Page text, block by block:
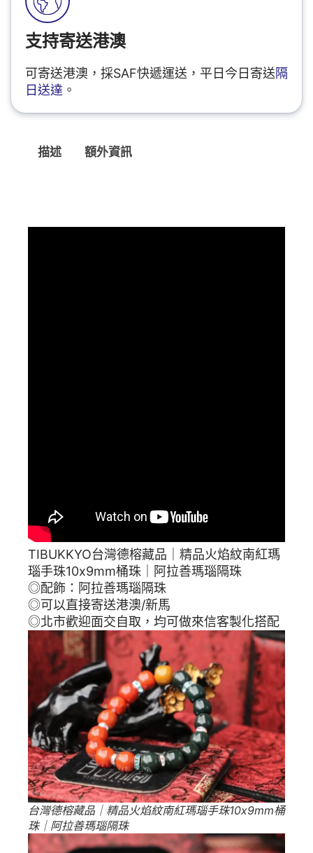
支持寄送港澳
可寄送港澳，採SAF快遞運送，平日今日寄送隔
日送達 。
描述 額外資訊
TIBUKKYO台灣德榕藏品｜精品火焰紋南紅瑪
瑙手珠10x9mm桶珠｜阿拉善瑪瑙隔珠
◎配飾：阿拉善瑪瑙隔珠
◎可以直接寄送港澳/新馬
◎北市歡迎面交自取，均可做來信客製化搭配
台灣德榕藏品｜精品火焰紋南紅瑪瑙手珠10x9mm桶
珠｜阿拉善瑪瑙隔珠